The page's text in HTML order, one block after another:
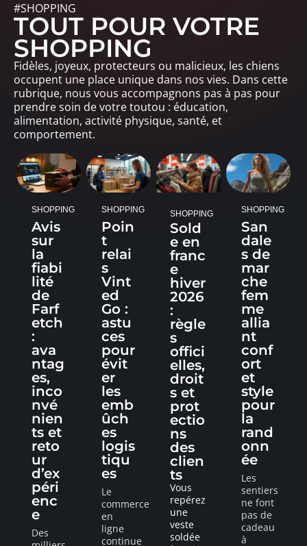
#SHOPPING
TOUT POUR VOTRE
SHOPPING
Fidèles, joyeux, protecteurs ou malicieux, les chiens
occupent une place unique dans nos vies. Dans cette
rubrique, nous vous accompagnons pas à pas pour
prendre soin de votre toutou : éducation,
alimentation, activité physique, santé, et
comportement.
SHOPPING
Avis
sur
la
fiabi
lité
de
Farf
etch
:
ava
ntag
es,
inco
nvé
nien
ts et
reto
ur
d’ex
péri
enc
e
Des
SHOPPING
Poin
t
relai
s
Vint
ed
Go :
astu
ces
pour
évit
er
les
emb
ûch
es
logis
tiqu
es
Le
commerce
en
ligne
continue
SHOPPING
Sold
e en
franc
e
hiver
2026
:
règle
s
offici
elles,
droit
s et
prot
ectio
ns
des
clien
ts
Vous
repérez
une
veste
soldée
SHOPPING
San
dale
s de
mar
che
fem
me
allia
nt
conf
ort
et
style
pour
la
rand
onn
ée
Les
sentiers
ne font
pas de
cadeau
à